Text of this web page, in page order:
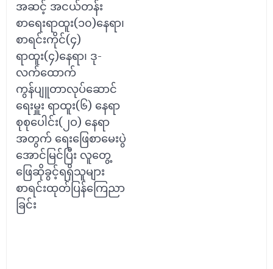
အဆင့် အငယ်တန်း
စာရေးရာထူး(၁၀)နေရာ၊
စာရင်းကိုင်(၄)
ရာထူး(၄)နေရာ၊ ဒု-
လက်ထောက်
ကွန်ပျူတာလုပ်ဆောင်
ရေးမှူး ရာထူး(၆) နေရာ
စုစုပေါင်း(၂ဝ) နေရာ
အတွက် ရေးဖြေစာမေးပွဲ
အောင်မြင်ပြီး လူတွေ့
ဖြေဆိုခွင့်ရရှိသူများ
စာရင်းထုတ်ပြန်ကြေညာ
ခြင်း